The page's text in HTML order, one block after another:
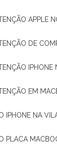
APPLE
DE
IPHONE
EM
IPHONE NA
PLACA